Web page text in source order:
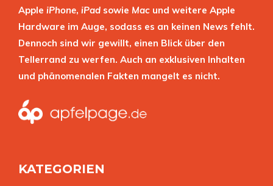
Apple iPhone, iPad sowie Mac und weitere Apple
Hardware im Auge, sodass es an keinen News fehlt.
Dennoch sind wir gewillt, einen Blick über den
Tellerrand zu werfen. Auch an exklusiven Inhalten
und phänomenalen Fakten mangelt es nicht.
KATEGORIEN